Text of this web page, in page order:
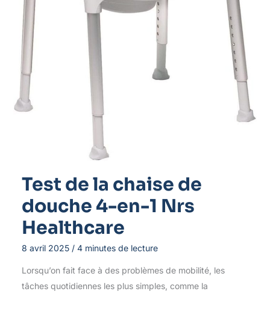
Test de la chaise de
douche 4-en-1 Nrs
Healthcare
8 avril 2025 / 4 minutes de lecture
Lorsqu’on fait face à des problèmes de mobilité, les
tâches quotidiennes les plus simples, comme la